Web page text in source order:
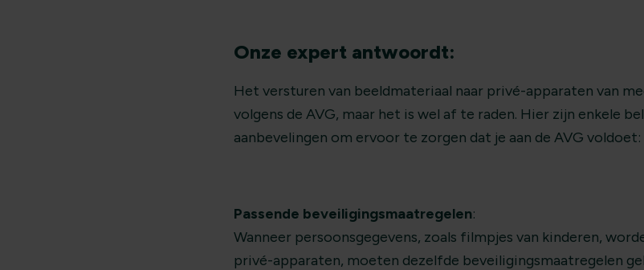
Onze expert antwoordt:
Het versturen van beeldmateriaal naar privé-apparaten van
volgens de AVG, maar het is wel af te raden. Hier zijn enkele
aanbevelingen om ervoor te zorgen dat je aan de AVG voldoet:
Passende beveiligingsmaatregelen:
Wanneer persoonsgegevens, zoals filmpjes van kinderen,
privé-apparaten, moeten dezelfde beveiligingsmaatregelen